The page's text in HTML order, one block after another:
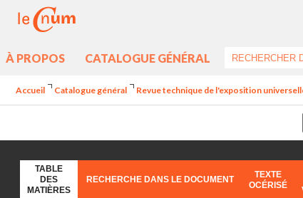
À PROPOS CATALOGUE GÉNÉRAL
Accueil Catalogue général Revue technique de l'exposition
TABLE
DES
MATIÈRES
RECHERCHE DANS LE DOCUMENT
TEXTE
OCÉRISÉ